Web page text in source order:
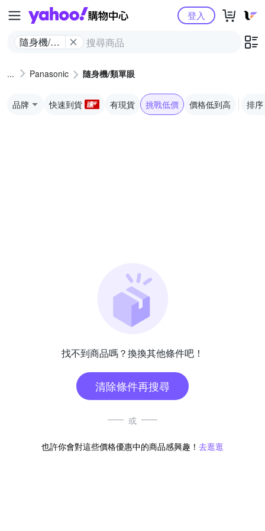
Yahoo購物中心
隨身機/類
登入
Panasonic 隨身機/類單眼
品牌 快速到貨 有現貨 挑戰低價 價格低到高 排序
找不到商品嗎？換換其他條件吧！
清除條件再搜尋
或
也許你會對這些價格優惠中的商品感興趣！ 去逛逛